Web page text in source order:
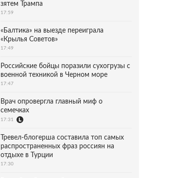
зятем Трампа
17:59
«Балтика» на выезде переиграла
«Крылья Советов»
17:49
Российские бойцы поразили сухогрузы с
военной техникой в Черном море
17:47
Врач опровергла главный миф о
семечках
17:31
Тревел-блогерша составила топ самых
распространенных фраз россиян на
отдыхе в Турции
17:30